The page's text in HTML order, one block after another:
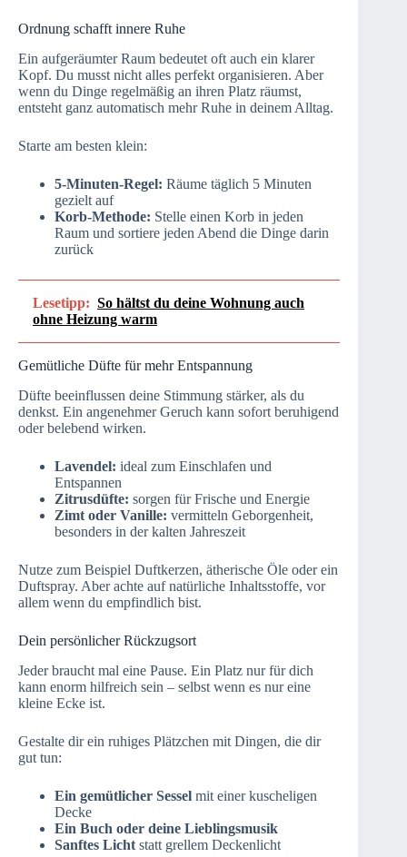
Ordnung schafft innere Ruhe
Ein aufgeräumter Raum bedeutet oft auch ein klarer
Kopf. Du musst nicht alles perfekt organisieren. Aber
wenn du Dinge regelmäßig an ihren Platz räumst,
entsteht ganz automatisch mehr Ruhe in deinem Alltag.
Starte am besten klein:
5-Minuten-Regel: Räume täglich 5 Minuten
gezielt auf
Korb-Methode: Stelle einen Korb in jeden
Raum und sortiere jeden Abend die Dinge darin
zurück
Lesetipp: So hältst du deine Wohnung auch
ohne Heizung warm
Gemütliche Düfte für mehr Entspannung
Düfte beeinflussen deine Stimmung stärker, als du
denkst. Ein angenehmer Geruch kann sofort beruhigend
oder belebend wirken.
Lavendel: ideal zum Einschlafen und
Entspannen
Zitrusdüfte: sorgen für Frische und Energie
Zimt oder Vanille: vermitteln Geborgenheit,
besonders in der kalten Jahreszeit
Nutze zum Beispiel Duftkerzen, ätherische Öle oder ein
Duftspray. Aber achte auf natürliche Inhaltsstoffe, vor
allem wenn du empfindlich bist.
Dein persönlicher Rückzugsort
Jeder braucht mal eine Pause. Ein Platz nur für dich
kann enorm hilfreich sein – selbst wenn es nur eine
kleine Ecke ist.
Gestalte dir ein ruhiges Plätzchen mit Dingen, die dir
gut tun:
Ein gemütlicher Sessel mit einer kuscheligen
Decke
Ein Buch oder deine Lieblingsmusik
Sanftes Licht statt grellem Deckenlicht